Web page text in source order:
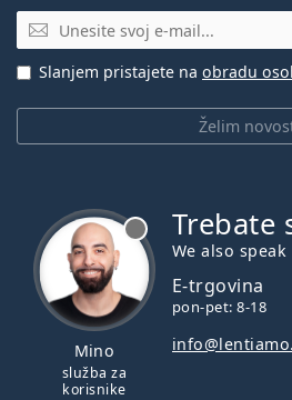
E-mail
Želim
Slanjem pristajete na obradu
Mino
služba za
korisnike
Trebate
We also speak
E-trgovina
pon-pet: 8-18